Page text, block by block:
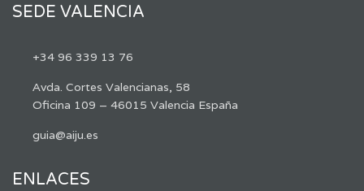
SEDE VALENCIA
+34 96 339 13 76
Avda. Cortes Valencianas, 58
Oficina 109 – 46015 Valencia España
guia@aiju.es
ENLACES